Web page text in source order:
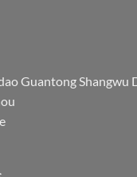
Guantong Shangwu